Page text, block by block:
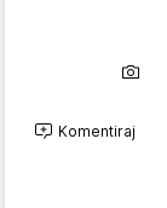
Komentiraj